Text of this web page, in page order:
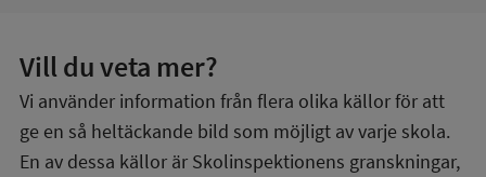
Vill du veta mer?
Vi använder information från flera olika källor för att
ge en så heltäckande bild som möjligt av varje skola.
En av dessa källor är Skolinspektionens granskningar,